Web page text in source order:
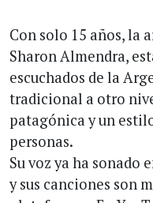
Con solo 15 años, la
Sharon Almendra,
escuchados de la
tradicional a otro
patagónica y un
personas.
Su voz ya ha sonado
y sus canciones son